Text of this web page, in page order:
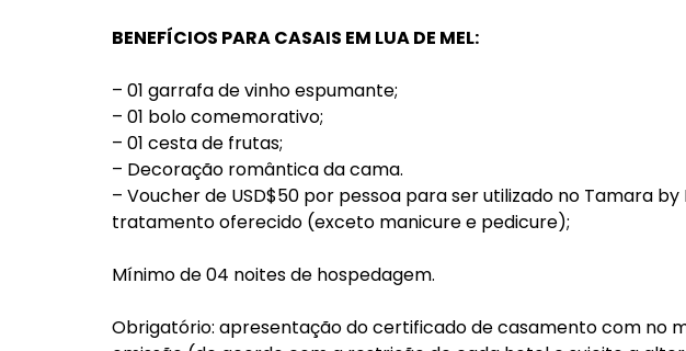
BENEFÍCIOS PARA CASAIS EM LUA DE MEL:
– 01 garrafa de vinho espumante;
– 01 bolo comemorativo;
– 01 cesta de frutas;
– Decoração romântica da cama.
– Voucher de USD$50 por pessoa para ser utilizado no Tamara
tratamento oferecido (exceto manicure e pedicure);
Mínimo de 04 noites de hospedagem.
Obrigatório: apresentação do certificado de casamento com no